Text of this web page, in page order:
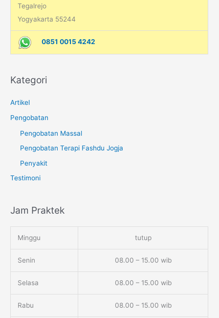
Tegalrejo
Yogyakarta 55244
0851 0015 4242
Kategori
Artikel
Pengobatan
Pengobatan Massal
Pengobatan Terapi Fashdu Jogja
Penyakit
Testimoni
Jam Praktek
Minggu tutup
Senin 08.00 – 15.00 wib
Selasa 08.00 – 15.00 wib
Rabu 08.00 – 15.00 wib